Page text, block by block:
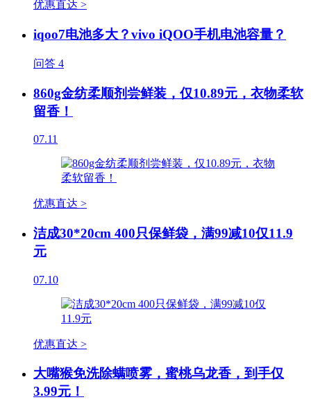
优惠直达 >
iqoo7电池多大？vivo iQOO手机电池容量？
问答 4
860g金纺柔顺剂尝鲜装，仅10.89元，衣物柔软
留香！
07.11
优惠直达 >
洁成30*20cm 400只保鲜袋，满99减10仅11.9
元
07.10
优惠直达 >
大嘴猴免洗除螨喷雾，蜜桃乌龙香，到手仅
3.99元！